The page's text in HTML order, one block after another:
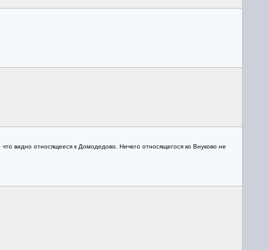
видно относящееся к Домодедово. Ничего относящегося ко Внуково не